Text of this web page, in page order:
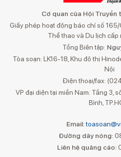
Cơ quan của Hội Truyền
Giấy phép hoạt động báo chí số 165/
Thể thao và Du lịch
Tổng Biên tập:
Tòa soạn: LK16-18, Khu đô thị
Nội
Điện thoại/fax:
VP đại diện tại miền Nam: Tầng 3,
Bình,
Email:
Đường dây nóng:
Liên hệ quảng cáo: